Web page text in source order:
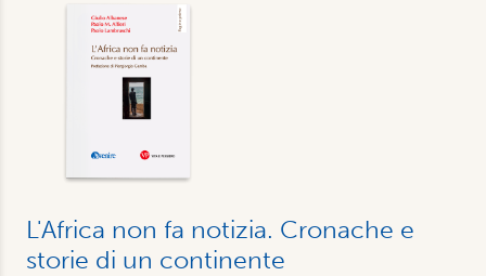
L'Africa non fa notizia. Cronache e
storie di un continente